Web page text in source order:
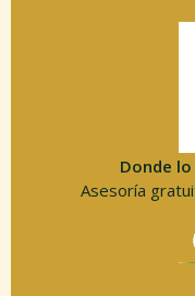
Donde
Asesoría